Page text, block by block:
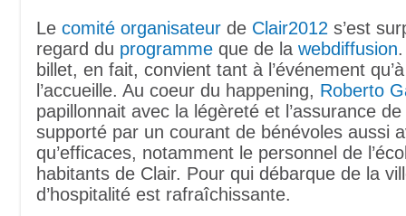
Le comité organisateur de Clair2012 s’est
regard du programme que de la webdiffusion
billet, en fait, convient tant à l’événement
l’accueille. Au coeur du happening, Roberto
papillonnait avec la légèreté et l’assurance
supporté par un courant de bénévoles aussi
qu’efficaces, notamment le personnel de
habitants de Clair. Pour qui débarque de la
d’hospitalité est rafraîchissante.